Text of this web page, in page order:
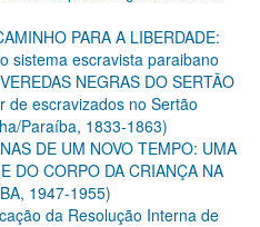
PARA A LIBERDADE:
sistema escravista paraibano
NEGRAS DO SERTÃO
de escravizados no Sertão
Paraíba, 1833-1863)
DE UM NOVO TEMPO: UMA
DO CORPO DA CRIANÇA NA
1947-1955)
da Resolução Interna de